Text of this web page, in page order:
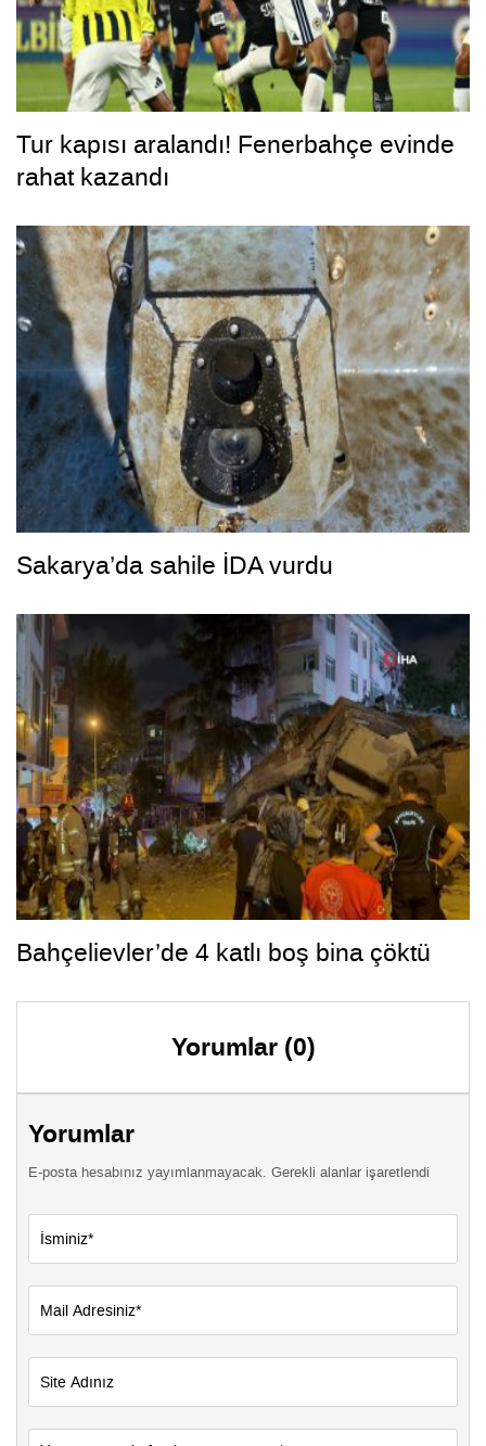
Tur kapısı aralandı! Fenerbahçe evinde
rahat kazandı
Sakarya’da sahile İDA vurdu
Bahçelievler’de 4 katlı boş bina çöktü
Yorumlar (0)
Yorumlar
E-posta hesabınız yayımlanmayacak. Gerekli alanlar işaretlendi